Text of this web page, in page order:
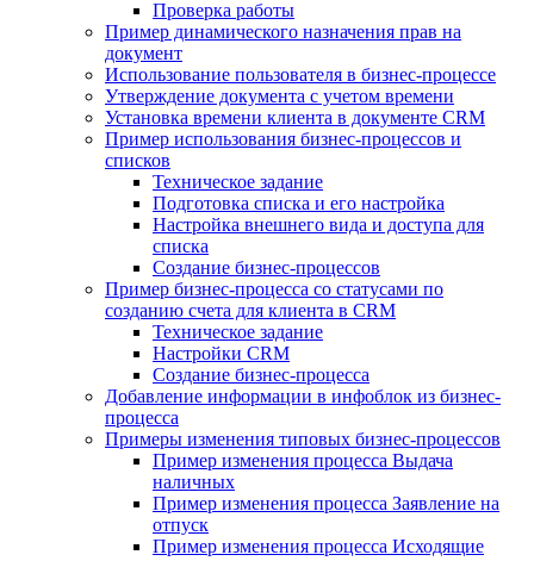
Проверка работы
Пример динамического назначения прав на
документ
Использование пользователя в бизнес-процессе
Утверждение документа с учетом времени
Установка времени клиента в документе CRM
Пример использования бизнес-процессов и
списков
Техническое задание
Подготовка списка и его настройка
Настройка внешнего вида и доступа для
списка
Создание бизнес-процессов
Пример бизнес-процесса со статусами по
созданию счета для клиента в CRM
Техническое задание
Настройки CRM
Создание бизнес-процесса
Добавление информации в инфоблок из бизнес-
процесса
Примеры изменения типовых бизнес-процессов
Пример изменения процесса Выдача
наличных
Пример изменения процесса Заявление на
отпуск
Пример изменения процесса Исходящие